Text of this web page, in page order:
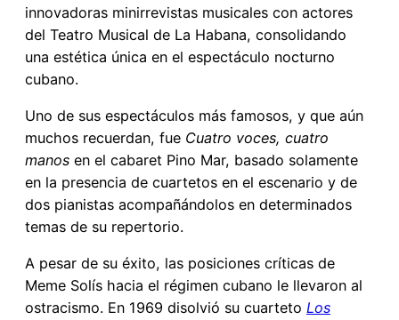
innovadoras minirrevistas musicales con actores
del Teatro Musical de La Habana, consolidando
una estética única en el espectáculo nocturno
cubano.
Uno de sus espectáculos más famosos, y que aún
muchos recuerdan, fue Cuatro voces, cuatro
manos en el cabaret Pino Mar, basado solamente
en la presencia de cuartetos en el escenario y de
dos pianistas acompañándolos en determinados
temas de su repertorio.
A pesar de su éxito, las posiciones críticas de
Meme Solís hacia el régimen cubano le llevaron al
ostracismo. En 1969 disolvió su cuarteto Los